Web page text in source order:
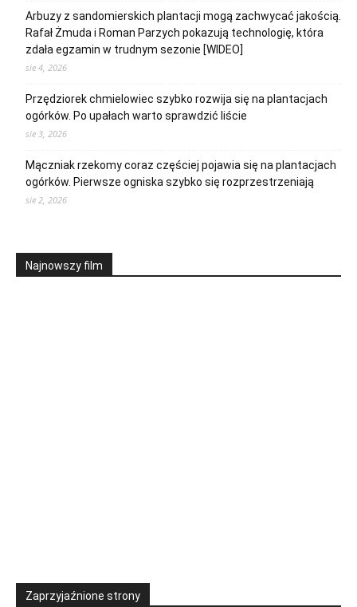
Arbuzy z sandomierskich plantacji mogą zachwycać jakością.
Rafał Żmuda i Roman Parzych pokazują technologię, która
zdała egzamin w trudnym sezonie [WIDEO]
sie 4, 2026
Przędziorek chmielowiec szybko rozwija się na plantacjach
ogórków. Po upałach warto sprawdzić liście
sie 3, 2026
Mączniak rzekomy coraz częściej pojawia się na plantacjach
ogórków. Pierwsze ogniska szybko się rozprzestrzeniają
sie 2, 2026
Najnowszy film
Zaprzyjaźnione strony